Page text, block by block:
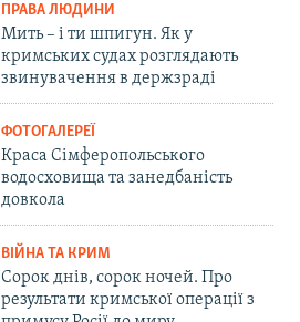
ПРАВА ЛЮДИНИ
Мить – і ти шпигун. Як у
кримських судах розглядають
звинувачення в держзраді
ФОТОГАЛЕРЕЇ
Краса Сімферопольського
водосховища та занедбаність
довкола
ВІЙНА ТА КРИМ
Сорок днів, сорок ночей. Про
результати кримської операції з